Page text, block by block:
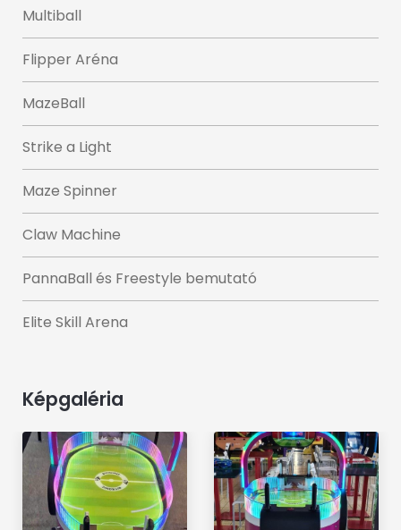
Multiball
Flipper Aréna
MazeBall
Strike a Light
Maze Spinner
Claw Machine
PannaBall és Freestyle bemutató
Elite Skill Arena
Képgaléria